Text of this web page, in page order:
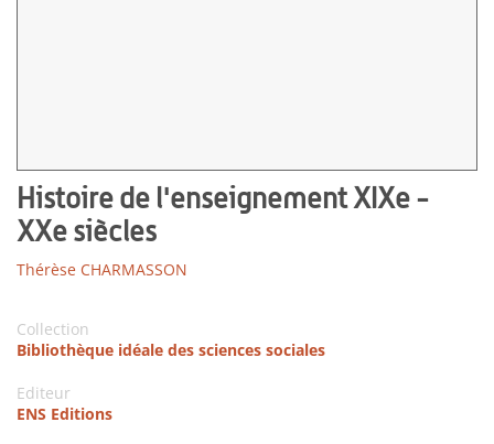
Histoire de l'enseignement XIXe -
XXe siècles
Thérèse CHARMASSON
Collection
Bibliothèque idéale des sciences sociales
Editeur
ENS Editions